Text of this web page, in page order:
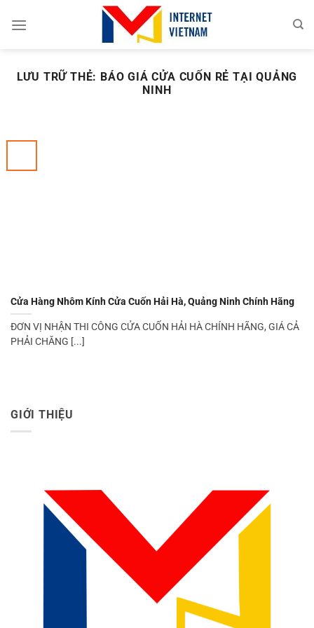
đến
LƯU TRỮ THẺ: BÁO GIÁ CỬA CUỐN RẺ TẠI QUẢNG
NINH
Cửa Hàng Nhôm Kính Cửa Cuốn Hải Hà, Quảng Ninh Chính Hãng
ĐƠN VỊ NHẬN THI CÔNG CỬA CUỐN HẢI HÀ CHÍNH HÃNG, GIÁ CẢ
PHẢI CHĂNG [...]
GIỚI THIỆU